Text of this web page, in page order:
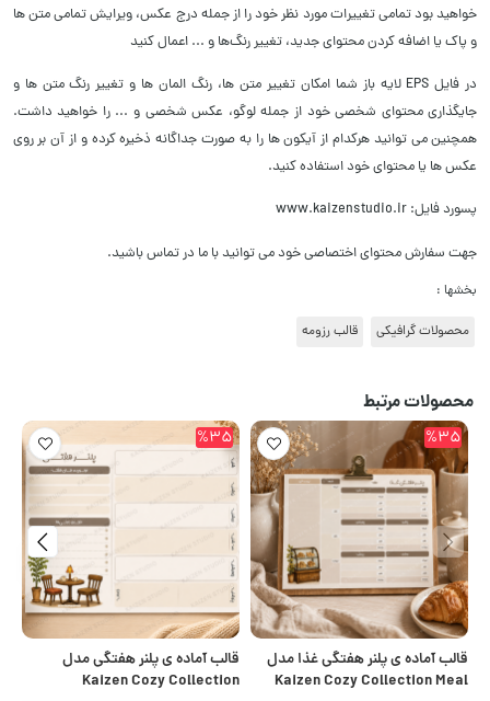
خواهید بود تمامی تغییرات مورد نظر خود را از جمله درج عکس، ویرایش تمامی متن ها
و پاک یا اضافه کردن محتوای جدید، تغییر رنگ‌ها و ... اعمال کنید
در فایل EPS لایه باز شما امکان تغییر متن ها، رنگ المان ها و تغییر رنگ متن ها و
جایگذاری محتوای شخصی خود از جمله لوگو، عکس شخصی و ... را خواهید داشت.
همچنین می توانید هرکدام از آیکون ها را به صورت جداگانه ذخیره کرده و از آن بر روی
عکس ها یا محتوای خود استفاده کنید.
پسورد فایل: www.kaizenstudio.ir
جهت سفارش محتوای اختصاصی خود می توانید با ما در تماس باشید.
بخشها :
محصولات گرافیکی قالب رزومه
محصولات مرتبط
%35
قالب آماده ی پلنر هفتگی غذا مدل
Kaizen Cozy Collection Meal
%35
قالب آماده ی پلنر هفتگی مدل
Kaizen Cozy Collection